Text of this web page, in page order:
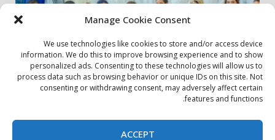
Manage Cookie Consent
We use technologies like cookies to store and/or access device
information. We do this to improve browsing experience and to show
personalized ads. Consenting to these technologies will allow us to
process data such as browsing behavior or unique IDs on this site. Not
consenting or withdrawing consent, may adversely affect certain
features and functions.
ACCEPT
أخبار المجتمع مجتمعي
الشارقة لإدارة الأصول تنظم زيارة إلى دار رعاية المسنين